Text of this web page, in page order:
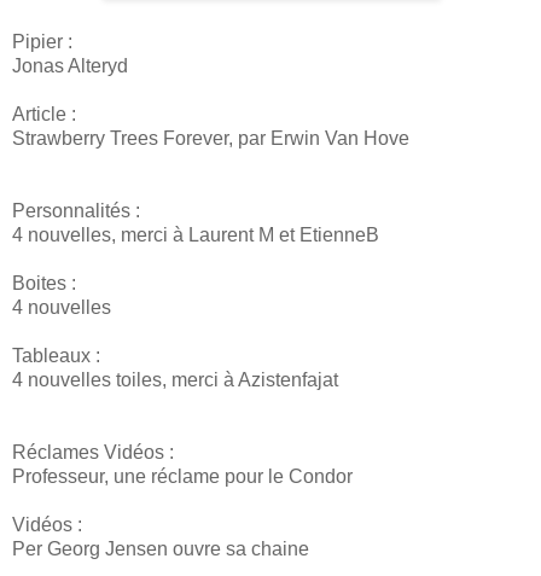
Pipier :
Jonas Alteryd
Article :
Strawberry Trees Forever, par Erwin Van Hove
Personnalités :
4 nouvelles, merci à Laurent M et EtienneB
Boites :
4 nouvelles
Tableaux :
4 nouvelles toiles, merci à Azistenfajat
Réclames Vidéos :
Professeur, une réclame pour le Condor
Vidéos :
Per Georg Jensen ouvre sa chaine